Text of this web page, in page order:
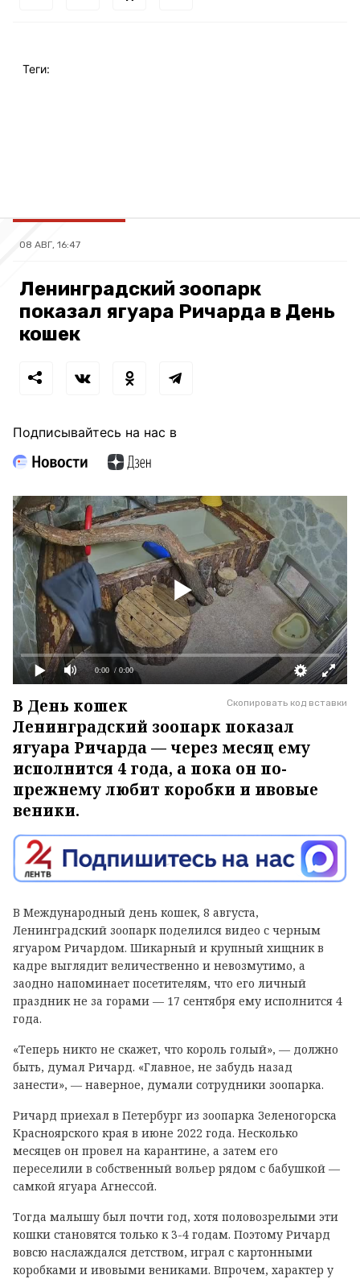
Теги:
08 АВГ, 16:47
Ленинградский зоопарк
показал ягуара Ричарда в День
кошек
Подписывайтесь на нас в
0:00 / 0:00
Скопировать код вставки
В День кошек
Ленинградский зоопарк показал
ягуара Ричарда — через месяц ему
исполнится 4 года, а пока он по-
прежнему любит коробки и ивовые
веники.
В Международный день кошек, 8 августа,
Ленинградский зоопарк поделился видео с черным
ягуаром Ричардом. Шикарный и крупный хищник в
кадре выглядит величественно и невозмутимо, а
заодно напоминает посетителям, что его личный
праздник не за горами — 17 сентября ему исполнится 4
года.
«Теперь никто не скажет, что король голый», — должно
быть, думал Ричард. «Главное, не забудь назад
занести», — наверное, думали сотрудники зоопарка.
Ричард приехал в Петербург из зоопарка Зеленогорска
Красноярского края в июне 2022 года. Несколько
месяцев он провел на карантине, а затем его
переселили в собственный вольер рядом с бабушкой —
самкой ягуара Агнессой.
Тогда малышу был почти год, хотя половозрелыми эти
кошки становятся только к 3-4 годам. Поэтому Ричард
вовсю наслаждался детством, играл с картонными
коробками и ивовыми вениками. Впрочем, характер у